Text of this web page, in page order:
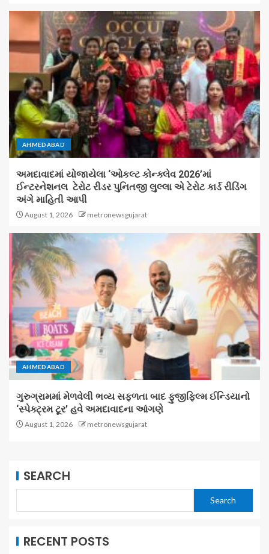
AHMEDABAD
અમદાવાદમાં યોજાયેલા ‘ઓકલ્ટ કોન્ક્લેવ 2026’માં
ઈન્ટરનેશનલ ટેરોટ રીડર પુનિતજી લુલ્લા એ ટેરોટ કાર્ડ રીડિંગ
અંગે માહિતી આપી
August 1, 2026 metronewsgujarat
AHMEDABAD
ગુરુગ્રામમાં મેળવેલી ભવ્ય સફળતા બાદ ફુજીફિલ્મ ઈન્ડિયાનો
‘સ્પેક્ટ્રમ ટૂર’ હવે અમદાવાદના આંગણે
August 1, 2026 metronewsgujarat
SEARCH
Search
RECENT POSTS